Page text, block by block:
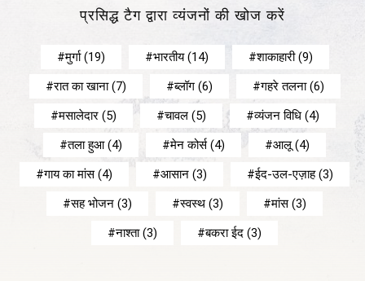
प्रसिद्ध टैग द्वारा व्यंजनों की खोज करें
मुर्गा(19) भारतीय(14) शाकाहारी(9)
रात का खाना(7) ब्लॉग(6) गहरे तलना(6)
मसालेदार(5) चावल(5) व्यंजन विधि(4)
तला हुआ(4) मेन कोर्स(4) आलू (4)
गाय का मांस(4) आसान (3) ईद-उल-एज़ाह(3)
सह भोजन (3) स्वस्थ (3) मांस(3)
नाश्ता(3) बकरा ईद (3)